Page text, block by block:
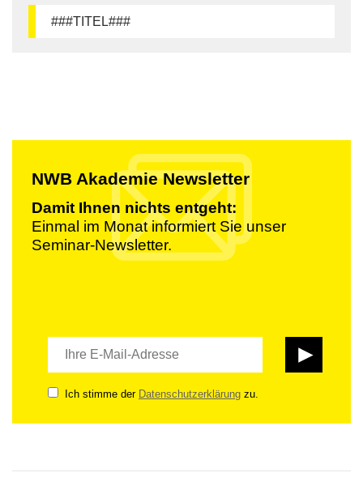
###TITEL###
NWB Akademie Newsletter
Damit Ihnen nichts entgeht:
Einmal im Monat informiert Sie unser
Seminar-Newsletter.
Ich stimme der Datenschutzerklärung zu.